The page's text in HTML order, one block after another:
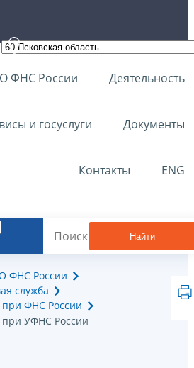
О ФНС России Деятельность
и госуслуги Документы
Контакты ENG
Найти
ФНС России
служба
ФНС России
УФНС России